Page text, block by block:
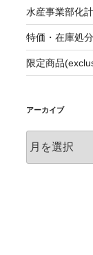
水産事業部化
特価・在庫処分
限定商品
アーカイブ
ー